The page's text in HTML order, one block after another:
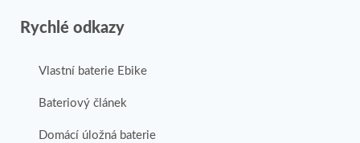
Rychlé odkazy
Vlastní baterie Ebike
Bateriový článek
Domácí úložná baterie